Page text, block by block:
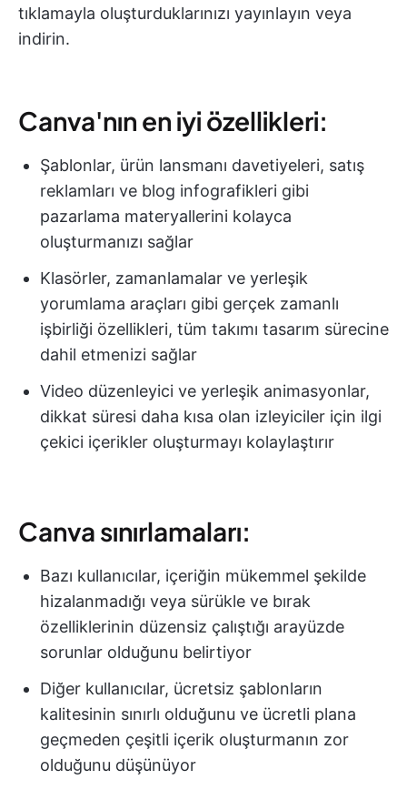
tıklamayla oluşturduklarınızı yayınlayın veya
indirin.
Canva'nın en iyi özellikleri:
Şablonlar, ürün lansmanı davetiyeleri, satış
reklamları ve blog infografikleri gibi
pazarlama materyallerini kolayca
oluşturmanızı sağlar
Klasörler, zamanlamalar ve yerleşik
yorumlama araçları gibi gerçek zamanlı
işbirliği özellikleri, tüm takımı tasarım sürecine
dahil etmenizi sağlar
Video düzenleyici ve yerleşik animasyonlar,
dikkat süresi daha kısa olan izleyiciler için ilgi
çekici içerikler oluşturmayı kolaylaştırır
Canva sınırlamaları:
Bazı kullanıcılar, içeriğin mükemmel şekilde
hizalanmadığı veya sürükle ve bırak
özelliklerinin düzensiz çalıştığı arayüzde
sorunlar olduğunu belirtiyor
Diğer kullanıcılar, ücretsiz şablonların
kalitesinin sınırlı olduğunu ve ücretli plana
geçmeden çeşitli içerik oluşturmanın zor
olduğunu düşünüyor